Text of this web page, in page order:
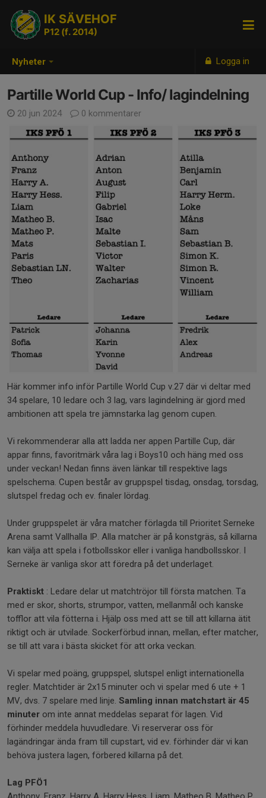
Nyheter Logga in
IK SÄVEHOF
P12 (f. 2014)
Partille World Cup - Info/ lagindelning
20 jun 2024 0 kommentarer
Här kommer info inför Partille World Cup v.27 där vi deltar med
34 spelare, 10 ledare och 3 lag, vars lagindelning är gjord med
ambitionen att spela tre jämnstarka lag genom cupen.
Vi rekommenderar alla att ladda ner appen Partille Cup, där
appar finns, favoritmärk våra lag i Boys10 och häng med oss
under veckan! Nedan finns även länkar till respektive lags
spelschema. Cupen består av gruppspel tisdag, onsdag, torsdag,
slutspel fredag och ev. finaler lördag.
Under gruppspelet är våra matcher förlagda till Prioritet Serneke
Arena samt Vallhalla IP. Alla matcher är på konstgräs, så killarna
kan välja att spela i fotbollsskor eller i vanliga handbollsskor. I
Serneke är vanliga skor att föredra på det underlaget.
Praktiskt : Ledare delar ut matchtröjor till första matchen. Ta
med er skor, shorts, strumpor, vatten, mellanmål och kanske
tofflor att vila fötterna i. Hjälp oss med att se till att killarna ätit
riktigt och är utvilade. Sockerförbud innan, mellan, efter matcher,
se till att vara i bästa skicket för att orka veckan.
Vi spelar med poäng, gruppspel, slutspel enligt internationella
regler. Matchtider är 2x15 minuter och vi spelar med 6 ute + 1
MV, dvs. 7 spelare med linje. Samling innan matchstart är 45
minuter om inte annat meddelas separat för lagen. Vid
förhinder meddela huvudledare. Vi reserverar oss för
lagändringar ända fram till cupstart, vid ev. förhinder där vi kan
behöva justera lagen, förbered killarna på det.
Lag PFÖ1